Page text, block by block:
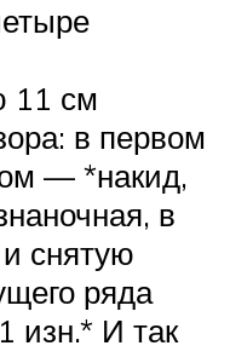
11 см
в первом
— *накид,
в
снятую
ряда
изн.* И так